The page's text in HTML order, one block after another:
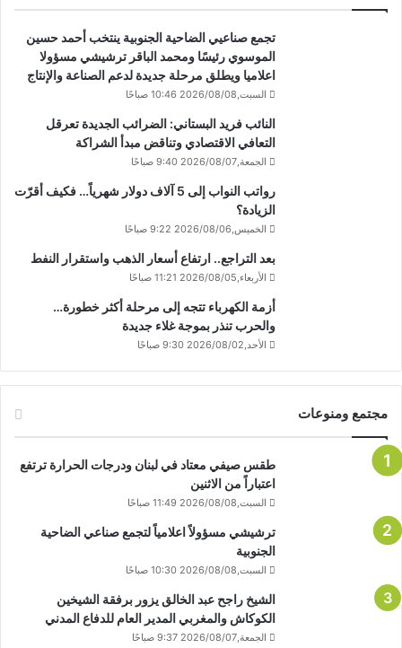
تجمع صناعيي الضاحية الجنوبية ينتخب أحمد حسين
الموسوي رئيسًا ومحمد الباقر ترشيشي مسؤولا
اعلاميا ويطلق مرحلة جديدة لدعم الصناعة والإنتاج
السبت,2026/08/08 10:46 صباحًا
النائب فريد البستاني: الضرائب الجديدة تعرقل
التعافي الاقتصادي وتناقض مبدأ الشراكة
الجمعة,2026/08/07 9:40 صباحًا
رواتب النواب إلى 5 آلاف دولار شهرياً… فكيف أقرّت
الزيادة؟
الخميس,2026/08/06 9:22 صباحًا
بعد التراجع.. ارتفاع أسعار الذهب واستقرار النفط
الأربعاء,2026/08/05 11:21 صباحًا
أزمة الكهرباء تتجه إلى مرحلة أكثر خطورة…
والحرب تنذر بموجة غلاء جديدة
الأحد,2026/08/02 9:30 صباحًا
مجتمع ومنوعات
طقس صيفي معتاد في لبنان ودرجات الحرارة ترتفع
اعتباراً من الاثنين
السبت,2026/08/08 11:49 صباحًا
ترشيشي مسؤولاً اعلامياً لتجمع صناعي الضاحية
الجنوبية
السبت,2026/08/08 10:30 صباحًا
الشيخ راجح عبد الخالق يزور برفقة الشيخين
الكوكاش والمغربي المدير العام للدفاع المدني
الجمعة,2026/08/07 9:37 صباحًا